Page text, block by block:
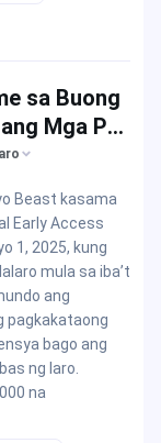
sa Buong
Mga Pa-
Beast kasama
Early Access
1, 2025, kung
mula sa iba’t
ang
pagkakataong
bago ang
ng laro.
na